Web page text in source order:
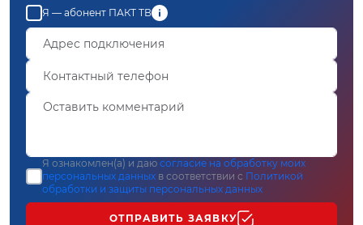
Я — абонент ПАКТ ТВ
Я ознакомлен(а) и даю согласие на обработку моих
персональных данных в соответствии с Политикой
обработки и защиты персональных данных
ОТПРАВИТЬ ЗАЯВКУ